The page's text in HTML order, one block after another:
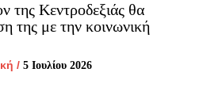
της Κεντροδεξιάς θα
της με την κοινωνική
/ 5 Ιουλίου 2026